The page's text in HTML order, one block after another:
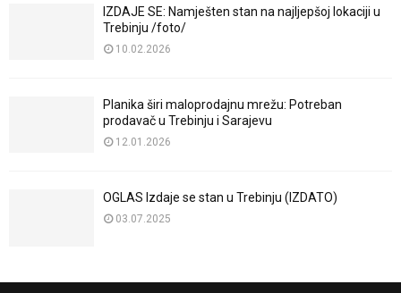
IZDAJE SE: Namješten stan na najljepšoj lokaciji u
Trebinju /foto/
10.02.2026
Planika širi maloprodajnu mrežu: Potreban
prodavač u Trebinju i Sarajevu
12.01.2026
OGLAS Izdaje se stan u Trebinju (IZDATO)
03.07.2025